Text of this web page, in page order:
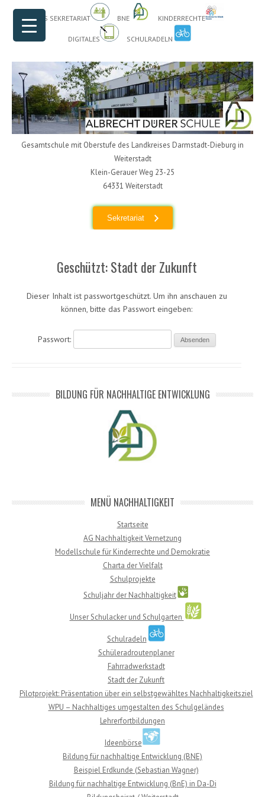
DAS SEKRETARIAT
BNE KINDERRECHTE
DIGITALES SCHULRADELN
Gesamtschule mit Oberstufe des Landkreises Darmstadt-Dieburg in
Weiterstadt
Klein-Gerauer Weg 23-25
64331 Weiterstadt
Sekretariat
Geschützt: Stadt der Zukunft
Dieser Inhalt ist passwortgeschützt. Um ihn anschauen zu
können, bitte das Passwort eingeben:
Passwort:
BILDUNG FÜR NACHHALTIGE ENTWICKLUNG
MENÜ NACHHALTIGKEIT
Startseite
AG Nachhaltigkeit Vernetzung
Modellschule für Kinderrechte und Demokratie
Charta der Vielfalt
Schulprojekte
Schuljahr der Nachhaltigkeit
Unser Schulacker und Schulgarten
Schulradeln
Schüleradroutenplaner
Fahrradwerkstadt
Stadt der Zukunft
Pilotprojekt: Präsentation über ein selbstgewähltes Nachhaltigkeitsziel
WPU – Nachhaltiges umgestalten des Schulgeländes
Lehrerfortbildungen
Ideenbörse
Bildung für nachhaltige Entwicklung (BNE)
Beispiel Erdkunde (Sebastian Wagner)
Bildung für nachhaltige Entwicklung (BnE) in Da-Di